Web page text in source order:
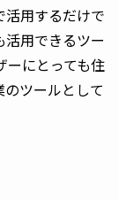
活用するだけで
用できるツー
ーにとっても住
ツールとして